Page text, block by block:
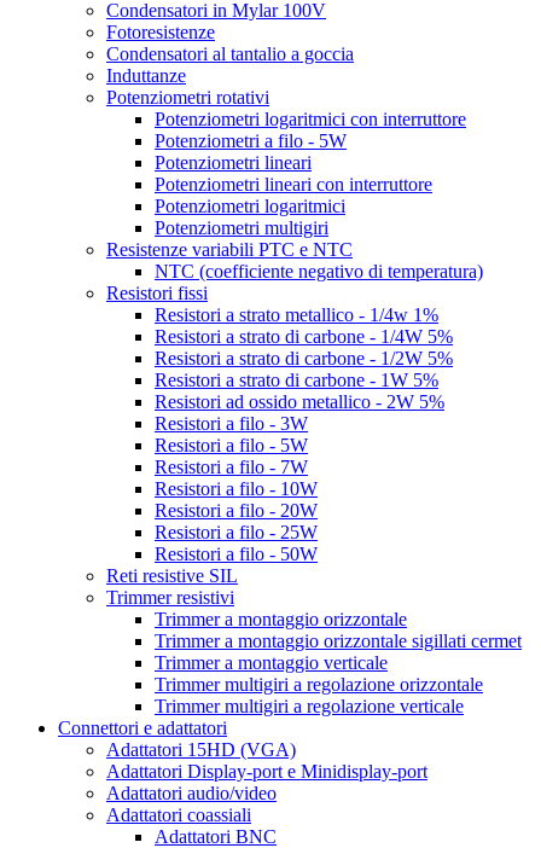
Condensatori in Mylar 100V
Fotoresistenze
Condensatori al tantalio a goccia
Induttanze
Potenziometri rotativi
Potenziometri logaritmici con interruttore
Potenziometri a filo - 5W
Potenziometri lineari
Potenziometri lineari con interruttore
Potenziometri logaritmici
Potenziometri multigiri
Resistenze variabili PTC e NTC
NTC (coefficiente negativo di temperatura)
Resistori fissi
Resistori a strato metallico - 1/4w 1%
Resistori a strato di carbone - 1/4W 5%
Resistori a strato di carbone - 1/2W 5%
Resistori a strato di carbone - 1W 5%
Resistori ad ossido metallico - 2W 5%
Resistori a filo - 3W
Resistori a filo - 5W
Resistori a filo - 7W
Resistori a filo - 10W
Resistori a filo - 20W
Resistori a filo - 25W
Resistori a filo - 50W
Reti resistive SIL
Trimmer resistivi
Trimmer a montaggio orizzontale
Trimmer a montaggio orizzontale sigillati cermet
Trimmer a montaggio verticale
Trimmer multigiri a regolazione orizzontale
Trimmer multigiri a regolazione verticale
Connettori e adattatori
Adattatori 15HD (VGA)
Adattatori Display-port e Minidisplay-port
Adattatori audio/video
Adattatori coassiali
Adattatori BNC